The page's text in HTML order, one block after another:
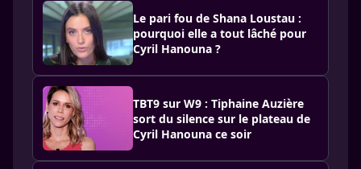
Le pari fou de Shana Loustau :
pourquoi elle a tout lâché pour
Cyril Hanouna ?
TBT9 sur W9 : Tiphaine Auzière
sort du silence sur le plateau de
Cyril Hanouna ce soir